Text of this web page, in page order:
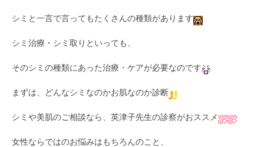
シミと一言で言ってもたくさんの種類があります
シミ治療・シミ取りといっても、
そのシミの種類にあった治療・ケアが必要なのです
まずは、どんなシミなのかお肌なのか診断
シミや美肌のご相談なら、英津子先生の診察がおススメ
女性ならではのお悩みはもちろんのこと、